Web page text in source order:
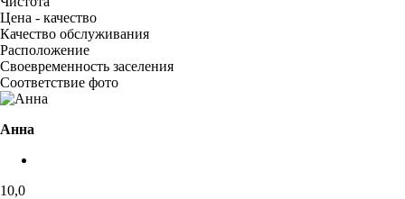
Цена - качество
Качество обслуживания
Расположение
Своевременность заселения
Соответствие фото
Анна
10,0